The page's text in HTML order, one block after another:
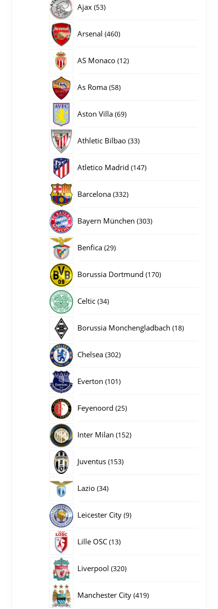
Ajax 5353
Arsenal 460460
AS Monaco 1212
As Roma 5858
Aston Villa 6969
Athletic Bilbao 3333
Atletico Madrid 147147
Barcelona 332332
Bayern München 303303
Benfica 2929
Borussia Dortmund 170170
Celtic 3434
Borussia Monchengladbach 1818
Chelsea 302302
Everton 101101
Feyenoord 2525
Inter Milan 152152
Juventus 153153
Lazio 3434
Leicester City 99
Lille OSC 1313
Liverpool 320320
Manchester City 419419